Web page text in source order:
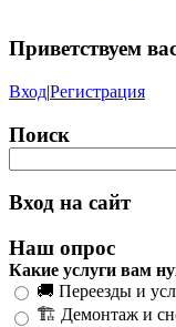
Приветствуем
Вход|Регистрация
Поиск
Вход на сайт
Наш опрос
Какие услуги вам
🚚 Переезды и
🏗️ Демонтаж и